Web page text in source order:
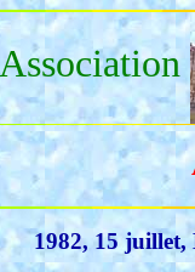
Association
1982, 15 juillet,